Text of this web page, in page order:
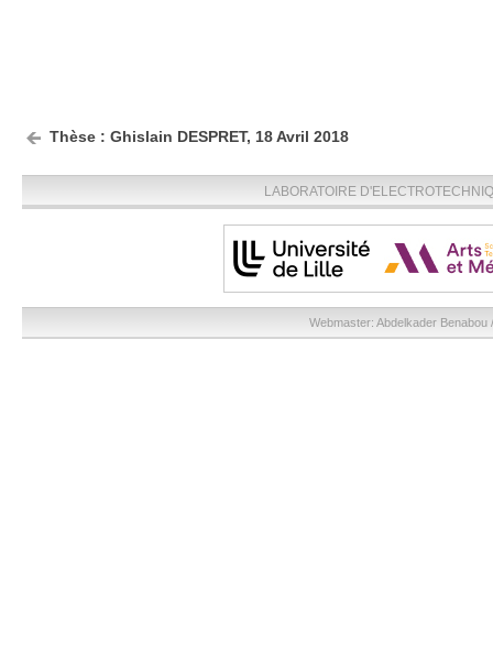
Thèse : Ghislain DESPRET, 18 Avril 2018
LABORATOIRE
Webmaster: Abdelkader Benabou